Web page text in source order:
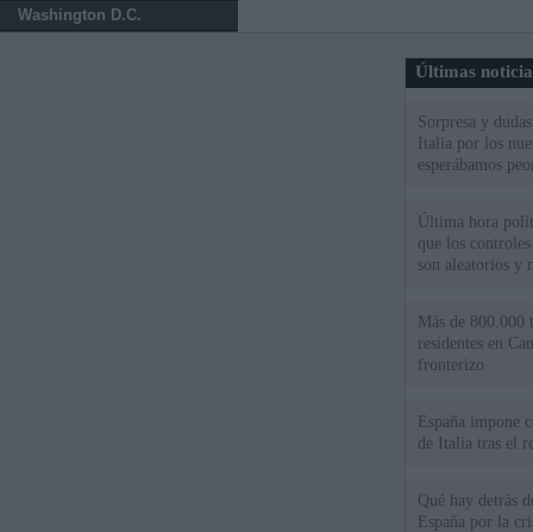
Washington D.C.
Últimas
Sorpresa y
Italia por los
esperábamos
Última hora
que los
son aleatorios y
Más de 800.000
residentes en
fronterizo
España impone
de Italia tras el
Qué hay detrás
España por la